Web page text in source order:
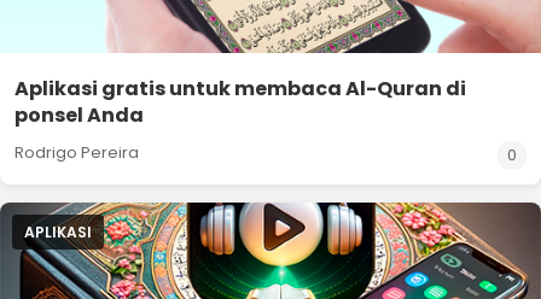
Aplikasi gratis untuk membaca Al-Quran di
ponsel Anda
Rodrigo Pereira 0
APLIKASI